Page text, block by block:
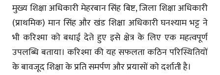
मुख्य शिक्षा अधिकारी मेहरबान सिंह बिष्ट, जिला शिक्षा अधिकारी
(प्राथमिक) मान सिंह और खंड शिक्षा अधिकारी घनश्याम भट्ट ने
भी करिश्मा को बधाई देते हुए इसे क्षेत्र के लिए एक महत्वपूर्ण
उपलब्धि बताया। करिश्मा की यह सफलता कठिन परिस्थितियों
के बावजूद शिक्षा के प्रति समर्पण और प्रयासों को दर्शाती है।